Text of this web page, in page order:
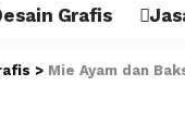
Grafis
> Mie Ayam dan